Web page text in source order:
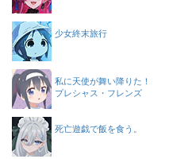
少女終末旅行
私に天使が舞い降りた！
プレシャス・フレンズ
死亡遊戯で飯を食う。